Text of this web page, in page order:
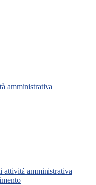
amministrativa
attività amministrativa